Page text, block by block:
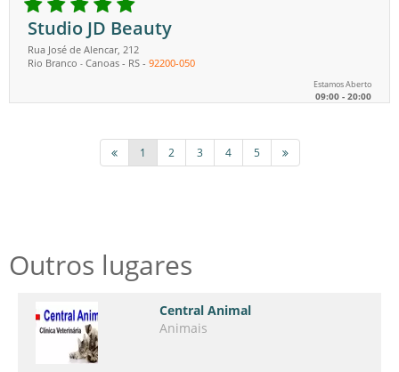
Studio JD Beauty
Rua José de Alencar, 212
Rio Branco - Canoas - RS - 92200-050
Estamos Aberto
09:00 - 20:00
1 2 3 4 5
Outros lugares
Central Animal
Animais